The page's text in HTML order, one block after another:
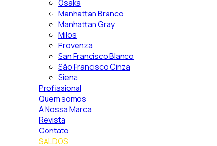
Osaka
Manhattan Branco
Manhattan Gray
Milos
Provenza
San Francisco Blanco
São Francisco Cinza
Siena
Profissional
Quem somos
A Nossa Marca
Revista
Contato
SALDOS